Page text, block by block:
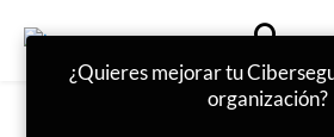
¿Quieres mejorar tu
organización?